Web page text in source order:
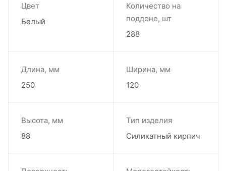
Цвет
Белый
Количество на
поддоне, шт
288
Длина, мм
250
Ширина, мм
120
Высота, мм
88
Тип изделия
Силикатный кирпич